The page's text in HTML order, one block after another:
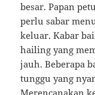
besar. Papan
perlu sabar
keluar. Kabar
hailing yang
jauh. Beberapa
tunggu yang